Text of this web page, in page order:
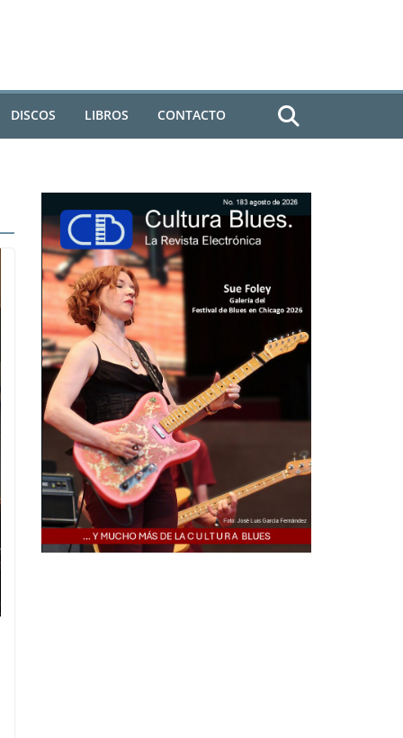
DISCOS LIBROS CONTACTO